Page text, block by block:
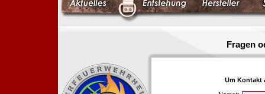
Fragen
Um Kontakt